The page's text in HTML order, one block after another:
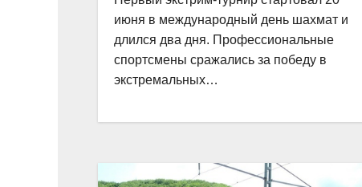
июня в международный день шахмат и
длился два дня. Профессиональные
спортсмены сражались за победу в
экстремальных…